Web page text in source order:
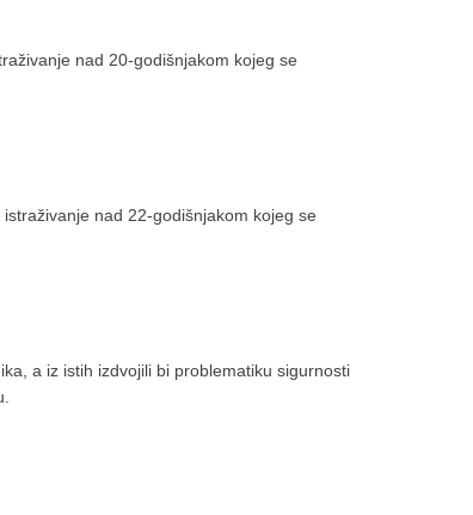
nad 20-godišnjakom kojeg se
nad 22-godišnjakom kojeg se
a iz istih izdvojili bi problematiku sigurnosti